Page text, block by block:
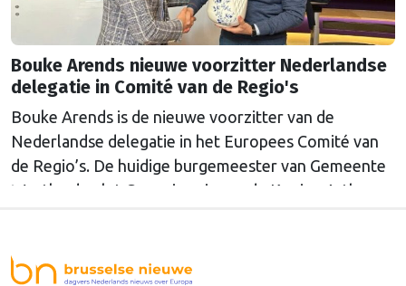
Bouke Arends nieuwe voorzitter Nederlandse
delegatie in Comité van de Regio's
Bouke Arends is de nieuwe voorzitter van de
Nederlandse delegatie in het Europees Comité van
de Regio’s. De huidige burgemeester van Gemeente
Westland volgt Commissaris van de Koning Arthur
Nederlandse regio’s behoorlijk succesvol in hun